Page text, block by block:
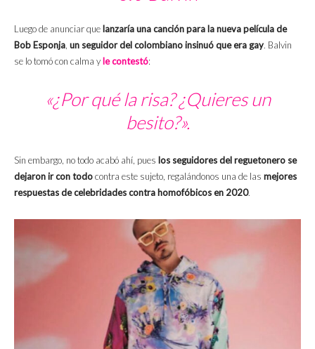
Luego de anunciar que lanzaría una canción para la nueva película de
Bob Esponja un seguidor del colombiano insinuó que era gay. Balvin
se lo tomó con calma y le contestó:
«¿Por qué la risa? ¿Quieres un
besito?».
Sin embargo, no todo acabó ahí, pues los seguidores del reguetonero se
dejaron ir con todocontra este sujeto, regalándonos una de las mejores
respuestas de celebridades contra homofóbicos en 2020.